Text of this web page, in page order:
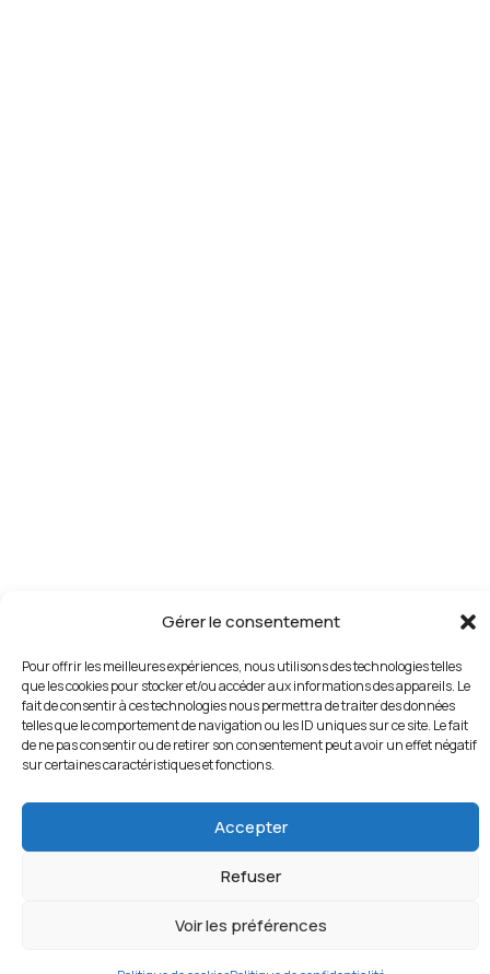
Gérer le consentement
Pour offrir les meilleures expériences, nous utilisons des technologies telles
que les cookies pour stocker et/ou accéder aux informations des appareils. Le
fait de consentir à ces technologies nous permettra de traiter des données
telles que le comportement de navigation ou les ID uniques sur ce site. Le fait
de ne pas consentir ou de retirer son consentement peut avoir un effet négatif
sur certaines caractéristiques et fonctions.
Accepter
Refuser
Voir les préférences
VIVEZ L’EXPÉRIENCE DU PILOTAGE SUR
Adresse
POLE POSITION – Circuit de
Mornay – 23220 BONNAT